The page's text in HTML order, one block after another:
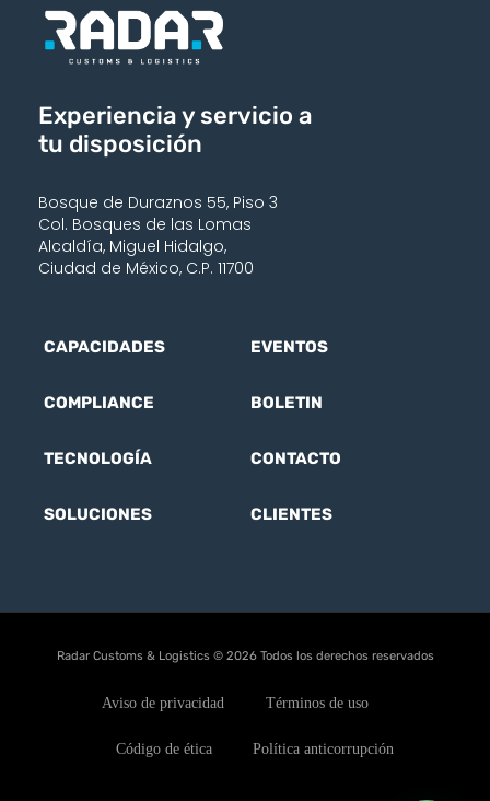
Experiencia y servicio a
tu disposición
Bosque de Duraznos 55, Piso 3
Col. Bosques de las Lomas
Alcaldía, Miguel Hidalgo,
Ciudad de México, C.P. 11700
CAPACIDADES
COMPLIANCE
TECNOLOGÍA
SOLUCIONES
EVENTOS
BOLETIN
CONTACTO
CLIENTES
Radar Customs & Logistics © 2026 Todos los derechos reservados
Aviso de privacidad Términos de uso
Código de ética Política anticorrupción